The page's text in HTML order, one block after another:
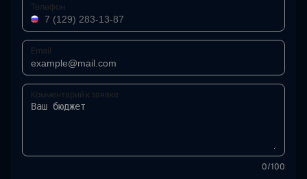
Телефон
Email
Комментарий к заявке
0/100